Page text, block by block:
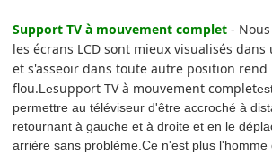
Support TV à mouvement complet -
les écrans LCD sont mieux visualisés
et s'asseoir dans toute autre position
flou.Lesupport TV à mouvement complet
permettre au téléviseur d'être accroché à
retournant à gauche et à droite et en le
arrière sans problème.Ce n'est plus